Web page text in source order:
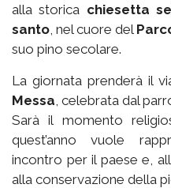
alla storica chiesetta
santo , nel cuore del
suo pino secolare.
La giornata prenderà il
Messa , celebrata dal
Sarà il momento
quest’anno vuole
incontro per il paese e,
alla conservazione della